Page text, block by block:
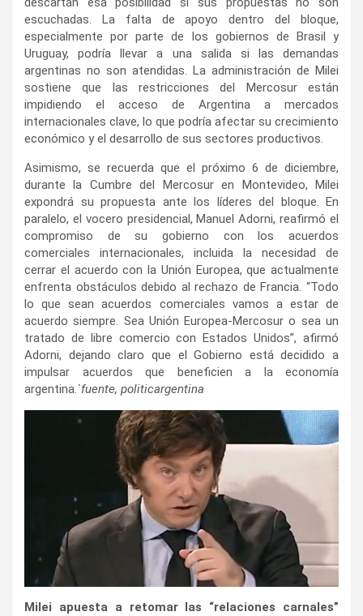
escuchadas. La falta de apoyo dentro del bloque,
especialmente por parte de los gobiernos de Brasil y
Uruguay, podría llevar a una salida si las demandas
argentinas no son atendidas. La administración de Milei
sostiene que las restricciones del Mercosur están
impidiendo el acceso de Argentina a mercados
internacionales clave, lo que podría afectar su crecimiento
económico y el desarrollo de sus sectores productivos.
Asimismo, se recuerda que el próximo 6 de diciembre,
durante la Cumbre del Mercosur en Montevideo, Milei
expondrá su propuesta ante los líderes del bloque. En
paralelo, el vocero presidencial, Manuel Adorni, reafirmó el
compromiso de su gobierno con los acuerdos
comerciales internacionales, incluida la necesidad de
cerrar el acuerdo con la Unión Europea, que actualmente
enfrenta obstáculos debido al rechazo de Francia. “Todo
lo que sean acuerdos comerciales vamos a estar de
acuerdo siempre. Sea Unión Europea-Mercosur o sea un
tratado de libre comercio con Estados Unidos”, afirmó
Adorni, dejando claro que el Gobierno está decidido a
impulsar acuerdos que beneficien a la economía
argentina.`fuente, politicargentina
Milei apuesta a retomar las “relaciones carnales”